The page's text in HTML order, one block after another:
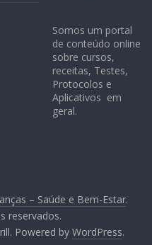
Somos um portal
de conteúdo online
sobre cursos,
receitas, Testes,
Protocolos e
Aplicativos em
geral.
– Saúde e Bem-Estar.
reservados.
Powered byWordPress.